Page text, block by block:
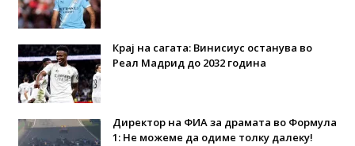
Крај на сагата: Винисиус останува во
Реал Мадрид до 2032 година
Директор на ФИА за драмата во Формула
1: Не можеме да одиме толку далеку!